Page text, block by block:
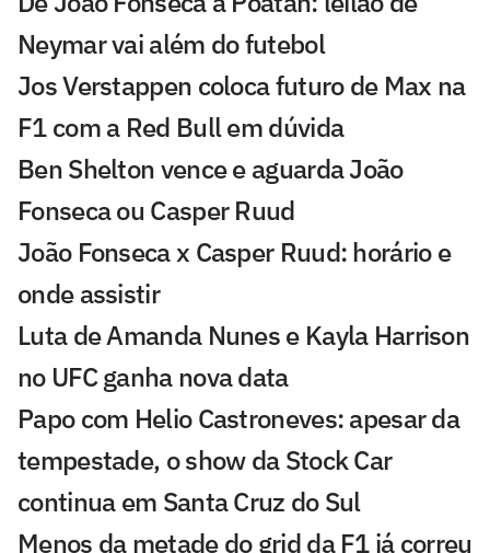
Neymar vai além do futebol
Jos Verstappen coloca futuro de Max na
F1 com a Red Bull em dúvida
Ben Shelton vence e aguarda João
Fonseca ou Casper Ruud
João Fonseca x Casper Ruud: horário e
onde assistir
Luta de Amanda Nunes e Kayla Harrison
no UFC ganha nova data
Papo com Helio Castroneves: apesar da
tempestade, o show da Stock Car
continua em Santa Cruz do Sul
Menos da metade do grid da F1 já correu